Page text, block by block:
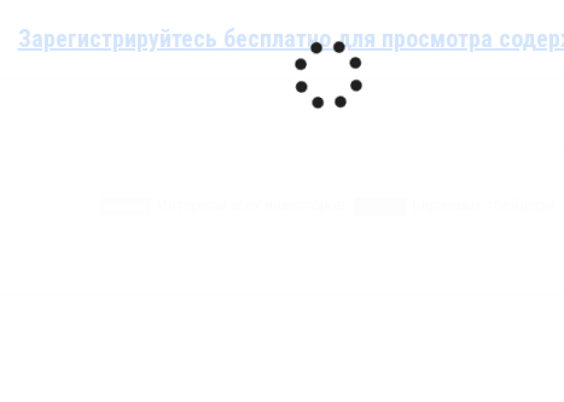
Зарегистрируйтесь бесплатно для просмотра